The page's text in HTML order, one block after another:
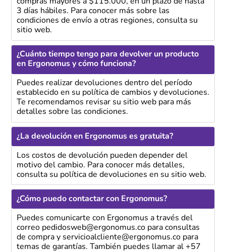
3 días hábiles. Para conocer más sobre las
condiciones de envío a otras regiones, consulta su
sitio web.
¿Cuánto tiempo tengo para devolver un producto
en Ergonomus y cómo funciona?
Puedes realizar devoluciones dentro del período
establecido en su política de cambios y devoluciones.
Te recomendamos revisar su sitio web para más
detalles sobre las condiciones.
¿La devolución en Ergonomus es gratuita?
Los costos de devolución pueden depender del
motivo del cambio. Para conocer más detalles,
consulta su política de devoluciones en su sitio web.
¿Cómo puedo contactar con Ergonomus?
Puedes comunicarte con Ergonomus a través del
correo pedidosweb@ergonomus.co para consultas
de compra y servicioalcliente@ergonomus.co para
temas de garantías. También puedes llamar al +57